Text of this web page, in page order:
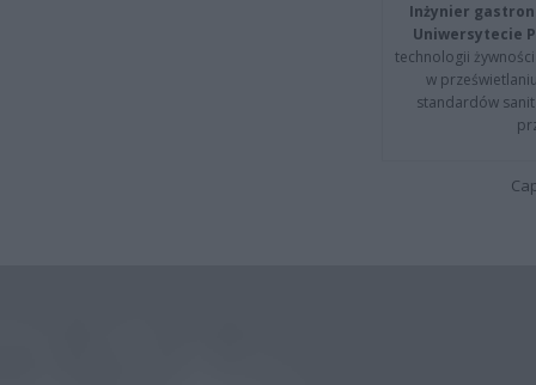
Inżynier
Uniwersytecie
technologii
w
standardów